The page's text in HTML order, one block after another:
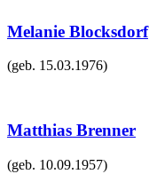
Melanie Blocksdorf
(geb. 15.03.1976)
Matthias Brenner
(geb. 10.09.1957)